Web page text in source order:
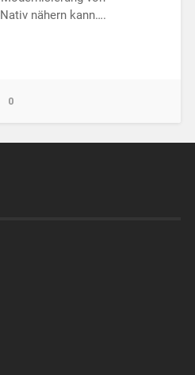
nähern kann….
0